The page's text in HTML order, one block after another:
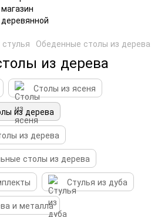
Обеденные столы из дерева
из дерева
Столы из ясеня
из дерева
из дерева
столы из дерева
Стулья из дуба
и металла